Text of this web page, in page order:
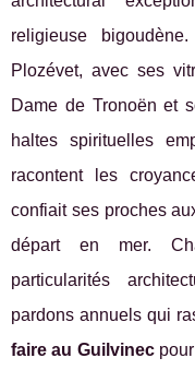
religieuse
Plozévet, avec ses
Dame de Tronoën et
haltes spirituelles
racontent les
confiait ses proches
départ en mer.
particularités
pardons annuels qui
faire au Guilvinecpour